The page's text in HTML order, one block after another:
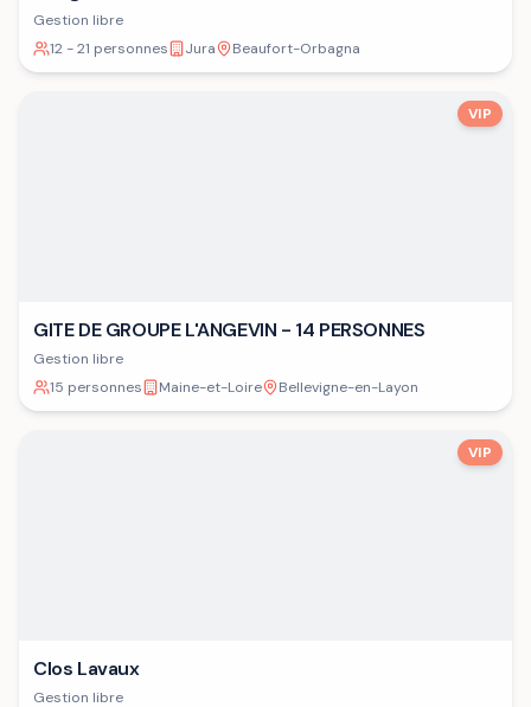
Gestion libre
12 - 21 personnes
Jura Beaufort-Orbagna
VIP
GITE DE GROUPE L'ANGEVIN - 14 PERSONNES
Gestion libre
15 personnes
Maine-et-Loire Bellevigne-en-Layon
VIP
Clos Lavaux
Gestion libre